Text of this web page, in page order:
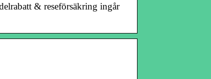
& reseförsäkring ingår